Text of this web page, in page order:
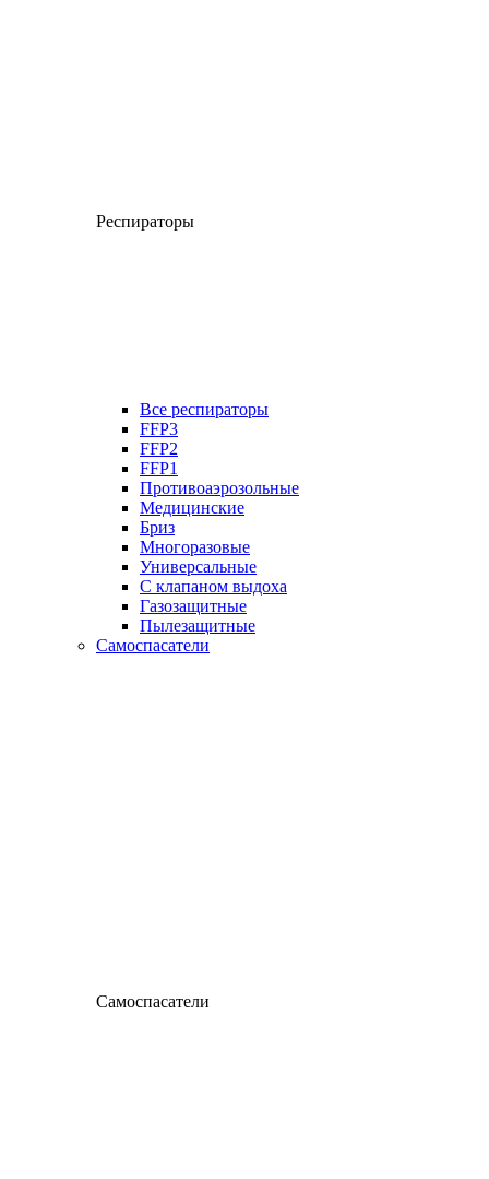
Респираторы
Все респираторы
FFP3
FFP2
FFP1
Противоаэрозольные
Медицинские
Бриз
Многоразовые
Универсальные
С клапаном выдоха
Газозащитные
Пылезащитные
Самоспасатели
Самоспасатели